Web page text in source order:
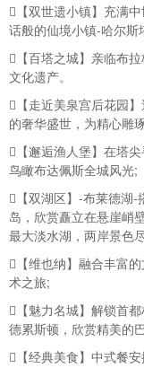
【双世遗小镇】充满
话般的仙境小镇-哈尔斯
【百塔之城】亲临布
文化遗产。
【走近美泉宫后花园
的奢华盛世，为精心雕
【邂逅渔人堡】在塔
鸟瞰布达佩斯全城风光;
【双湖区】-布莱德湖-
岛，欣赏矗立在悬崖峭
最大淡水湖，两岸景色
【维也纳】融合丰富
术之旅;
【魅力名城】解锁首
德累斯顿，欣赏精美的
【经典美食】中式餐